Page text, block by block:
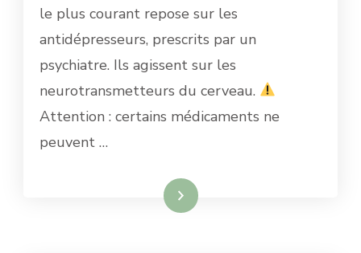
le plus courant repose sur les
antidépresseurs, prescrits par un
psychiatre. Ils agissent sur les
neurotransmetteurs du cerveau.
Attention : certains médicaments ne
peuvent …
Lire la suite